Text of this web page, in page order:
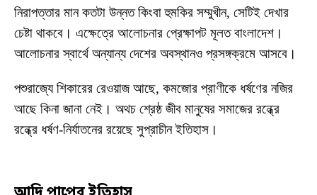
নিরাপত্তার মান কতটা উন্নত কিংবা হুমকির সম্মুখীন, সেটিই দেখার
চেষ্টা থাকবে। এক্ষেত্রে আলোচনার প্রেক্ষাপট মূলত বাংলাদেশ।
আলোচনার স্বার্থে অন্যান্য দেশের অবস্থানও প্রসঙ্গক্রমে আসবে।
পশুরাজ্যে শিকারের রেওয়াজ আছে, কমজোর প্রাণীকে ধর্ষণের নজির
আছে কিনা জানা নেই। অথচ শ্রেষ্ঠ জীব মানুষের সমাজের রন্ধ্রে
রন্ধ্রে ধর্ষণ-নির্যাতনের রয়েছে সুপ্রাচীন ইতিহাস।